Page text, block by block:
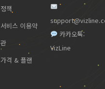
정책
서비스 이용약
관
가격 & 플랜
카카오톡:
VizLine